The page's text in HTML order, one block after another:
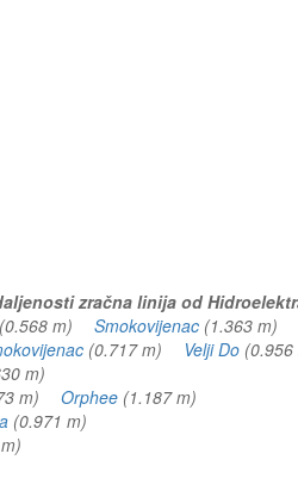
zračna linija od
(0.568 m) Smokovijenac (1.363 m)
(0.717 m) Velji Do
m)
m) Orphee (1.187 m)
(0.971 m)
m)